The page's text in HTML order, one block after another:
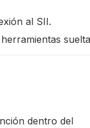
al SII.
dentro del